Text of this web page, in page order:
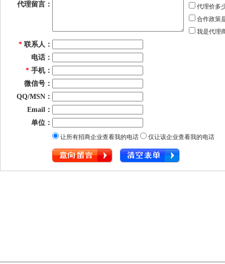
代理留言：
代理价多
合作政策
我是代理
* 联系人：
电话：
* 手机：
微信号：
QQ/MSN：
Email：
单位：
让所有招商企业查看我的电话 仅让该企业查看我的电话